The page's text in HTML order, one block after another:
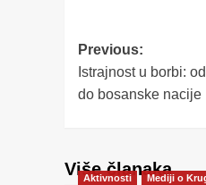
Post
navigation
Previous:
Istrajnost u borbi:
do bosanske nacije
Više članaka
Aktivnosti Mediji o